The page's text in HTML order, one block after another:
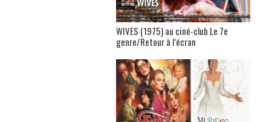
WIVES (1975) au ciné-club Le 7e
genre/Retour à l’écran